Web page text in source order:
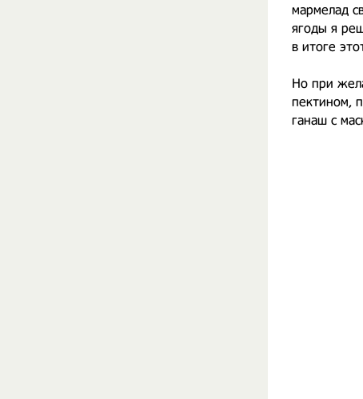
мармелад
ягоды я
в итоге
Но при
пектином,
ганаш с